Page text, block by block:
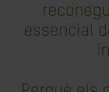
essencial